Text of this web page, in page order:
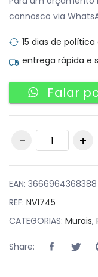
connosco via
15 dias de
entrega rápida e
Falar
Mural Refrigerado
com portas 4
EAN: 3666964368388
REF: NV1745
CATEGORIAS: Murais,
Share: